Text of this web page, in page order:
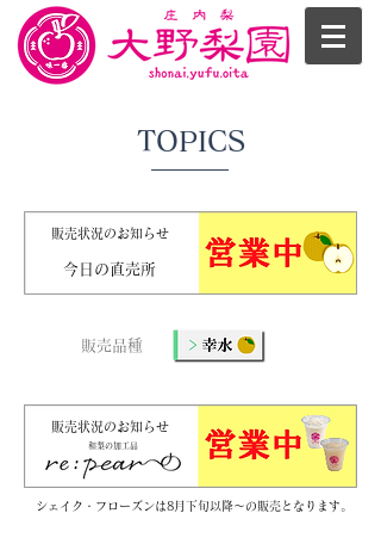
TOPICS
​販売状況のお知らせ
​今日の直売所
販売品種
和梨の加工品
​販売状況のお知らせ
シェイク・フローズンは8月下旬以降～の販売となります。